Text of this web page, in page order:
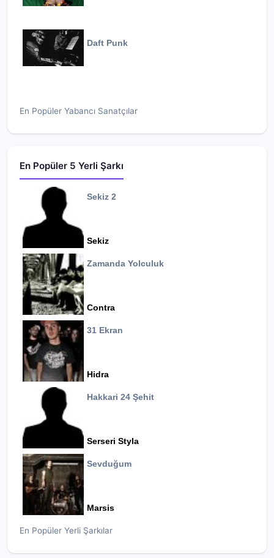
Daft Punk
En Popüler Yabancı Sanatçılar
En Popüler 5 Yerli Şarkı
Sekiz 2
Sekiz
Zamanda Yolculuk
Contra
31 Ekran
Hidra
Hakkari 24 Şehit
Serseri Styla
Sevduğum
Marsis
En Popüler Yerli Şarkılar